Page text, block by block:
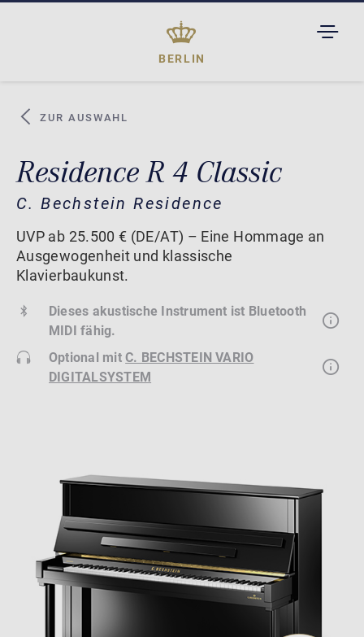
BERLIN
ZUR AUSWAHL
Residence R 4 Classic
C. Bechstein Residence
UVP ab 25.500 € (DE/AT) – Eine Hommage an
Ausgewogenheit und klassische
Klavierbaukunst.
Dieses akustische Instrument ist Bluetooth
MIDI fähig.
Optional mitC. BECHSTEIN VARIO
DIGITALSYSTEM